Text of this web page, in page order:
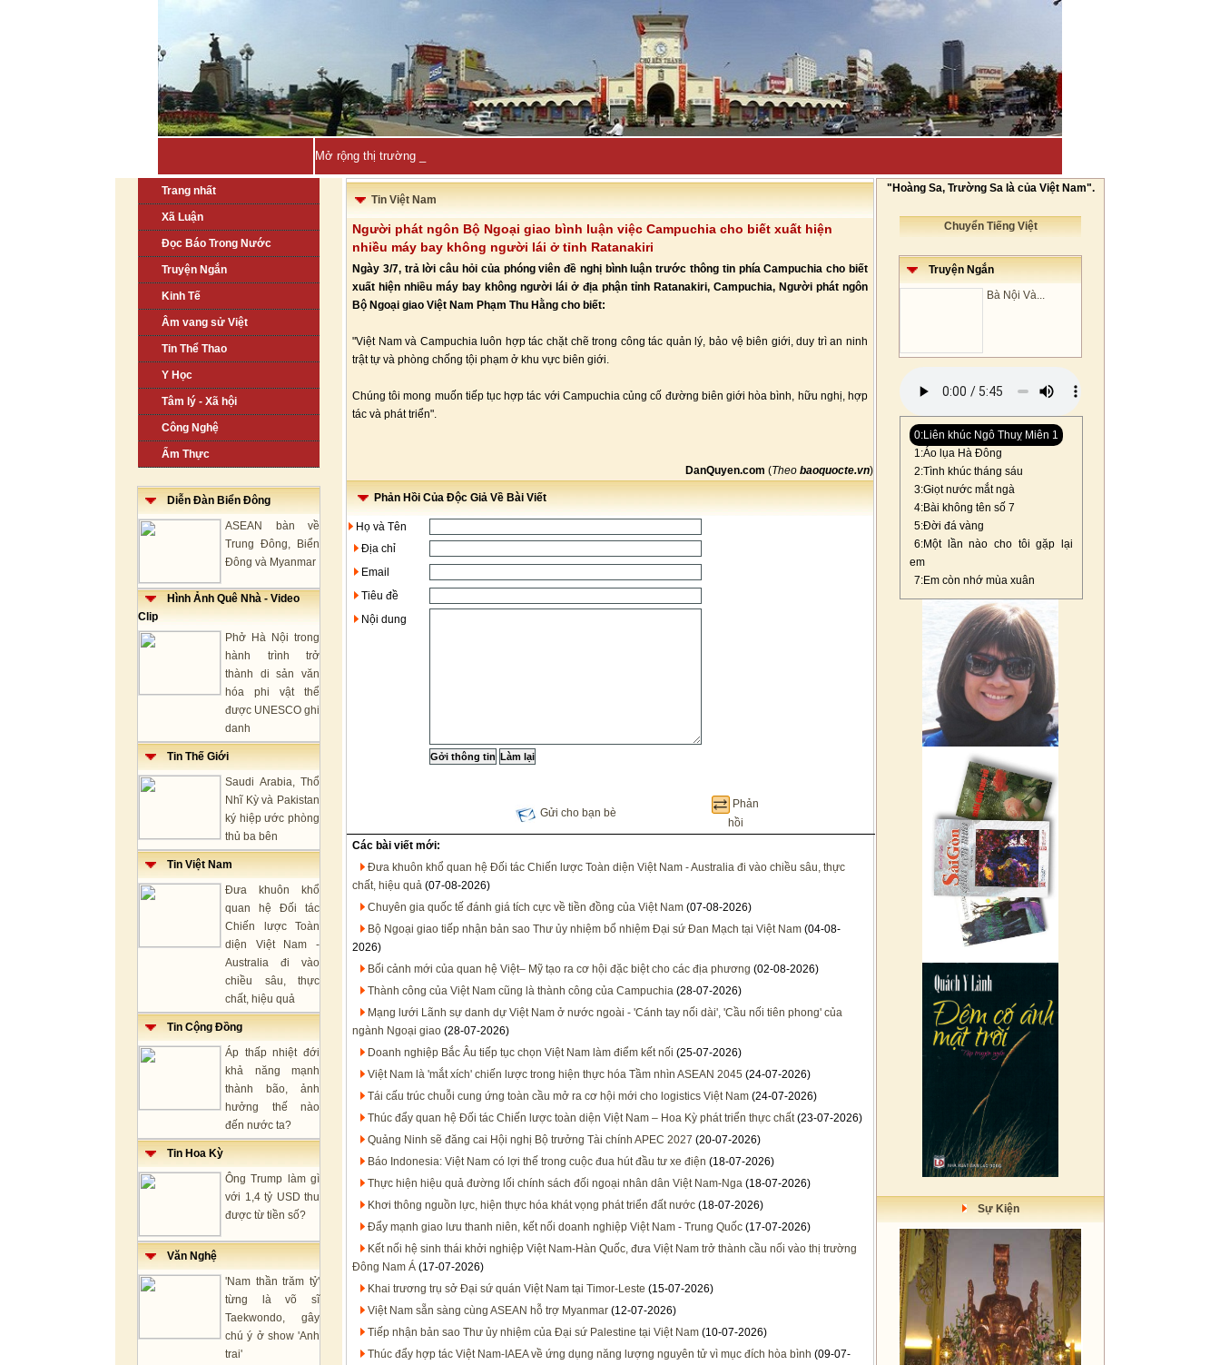
Mở rộng thị trường Thổ Nhĩ Kỳ: Cơ hội lớn ch-
Trang nhất
Xã Luận
Đọc Báo Trong Nước
Truyện Ngắn
Kinh Tế
Âm vang sử Việt
Tin Thể Thao
Y Học
Tâm lý - Xã hội
Công Nghệ
Ẩm Thực
Diễn Đàn Biển Đông
ASEAN bàn về
Trung Đông, Biển
Đông và Myanmar
Hình Ảnh Quê Nhà - Video
Clip
Phở Hà Nội trong
hành trình trở
thành di sản văn
hóa phi vật thể
được UNESCO ghi
danh
Tin Thế Giới
Saudi Arabia, Thổ
Nhĩ Kỳ và Pakistan
ký hiệp ước phòng
thủ ba bên
Tin Việt Nam
Đưa khuôn khổ
quan hệ Đối tác
Chiến lược Toàn
diện Việt Nam -
Australia đi vào
chiều sâu, thực
chất, hiệu quả
Tin Cộng Đồng
Áp thấp nhiệt đới
khả năng mạnh
thành bão, ảnh
hưởng thế nào
đến nước ta?
Tin Hoa Kỳ
Ông Trump làm gì
với 1,4 tỷ USD thu
được từ tiền số?
Văn Nghệ
'Nam thần trăm tỷ'
từng là võ sĩ
Taekwondo, gây
chú ý ở show 'Anh
trai'
Tin Việt Nam
Người phát ngôn Bộ Ngoại giao bình luận việc Campuchia cho biết xuất hiện
nhiều máy bay không người lái ở tỉnh Ratanakiri
Ngày 3/7, trả lời câu hỏi của phóng viên đề nghị bình luận trước thông tin phía Campuchia cho biết
xuất hiện nhiều máy bay không người lái ở địa phận tỉnh Ratanakiri, Campuchia, Người phát ngôn
Bộ Ngoại giao Việt Nam Phạm Thu Hằng cho biết:
"Việt Nam và Campuchia luôn hợp tác chặt chẽ trong công tác quản lý, bảo vệ biên giới, duy trì an ninh
trật tự và phòng chống tội phạm ở khu vực biên giới.
Chúng tôi mong muốn tiếp tục hợp tác với Campuchia củng cố đường biên giới hòa bình, hữu nghị, hợp
tác và phát triển".
DanQuyen.com (Theo baoquocte.vn)
Phản Hồi Của Độc Giả Về Bài Viết
Họ và Tên
Địa chỉ
Email
Tiêu đề
Nội dung
Gửi cho bạn bè
Phản
hồi
Các bài viết mới:
Đưa khuôn khổ quan hệ Đối tác Chiến lược Toàn diện Việt Nam - Australia đi vào chiều sâu, thực
chất, hiệu quả (07-08-2026)
Chuyên gia quốc tế đánh giá tích cực về tiền đồng của Việt Nam (07-08-2026)
Bộ Ngoại giao tiếp nhận bản sao Thư ủy nhiệm bổ nhiệm Đại sứ Đan Mạch tại Việt Nam (04-08-
2026)
Bối cảnh mới của quan hệ Việt– Mỹ tạo ra cơ hội đặc biệt cho các địa phương (02-08-2026)
Thành công của Việt Nam cũng là thành công của Campuchia (28-07-2026)
Mạng lưới Lãnh sự danh dự Việt Nam ở nước ngoài - 'Cánh tay nối dài', 'Cầu nối tiên phong' của
ngành Ngoại giao (28-07-2026)
Doanh nghiệp Bắc Âu tiếp tục chọn Việt Nam làm điểm kết nối (25-07-2026)
Việt Nam là 'mắt xích' chiến lược trong hiện thực hóa Tầm nhìn ASEAN 2045 (24-07-2026)
Tái cấu trúc chuỗi cung ứng toàn cầu mở ra cơ hội mới cho logistics Việt Nam (24-07-2026)
Thúc đẩy quan hệ Đối tác Chiến lược toàn diện Việt Nam – Hoa Kỳ phát triển thực chất(23-07-2026)
Quảng Ninh sẽ đăng cai Hội nghị Bộ trưởng Tài chính APEC 2027 (20-07-2026)
Báo Indonesia: Việt Nam có lợi thế trong cuộc đua hút đầu tư xe điện (18-07-2026)
Thực hiện hiệu quả đường lối chính sách đối ngoại nhân dân Việt Nam-Nga (18-07-2026)
Khơi thông nguồn lực, hiện thực hóa khát vọng phát triển đất nước (18-07-2026)
Đẩy mạnh giao lưu thanh niên, kết nối doanh nghiệp Việt Nam - Trung Quốc (17-07-2026)
Kết nối hệ sinh thái khởi nghiệp Việt Nam-Hàn Quốc, đưa Việt Nam trở thành cầu nối vào thị trường
Đông Nam Á (17-07-2026)
Khai trương trụ sở Đại sứ quán Việt Nam tại Timor-Leste (15-07-2026)
Việt Nam sẵn sàng cùng ASEAN hỗ trợ Myanmar (12-07-2026)
Tiếp nhận bản sao Thư ủy nhiệm của Đại sứ Palestine tại Việt Nam (10-07-2026)
Thúc đẩy hợp tác Việt Nam-IAEA về ứng dụng năng lượng nguyên tử vì mục đích hòa bình (09-07-
"Hoàng Sa, Trường Sa là của Việt Nam".
Chuyển Tiếng Việt
Truyện Ngắn
Bà Nội Và...
0:Liên khúc Ngô Thuỵ Miên 1
1:Áo lụa Hà Đông
2:Tình khúc tháng sáu
3:Giọt nước mắt ngà
4:Bài không tên số 7
5:Đời đá vàng
6:Một lần nào cho tôi gặp lại
em
7:Em còn nhớ mùa xuân
Sự Kiện